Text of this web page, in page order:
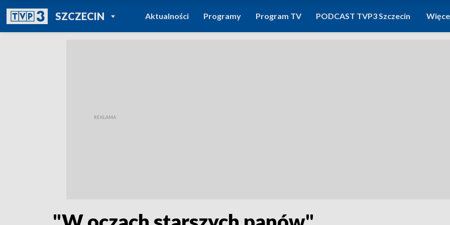
SZCZECINPOWRÓT DO
TVP REGIONY
Aktualności Programy Program TV PODCAST TVP3 Szczecin